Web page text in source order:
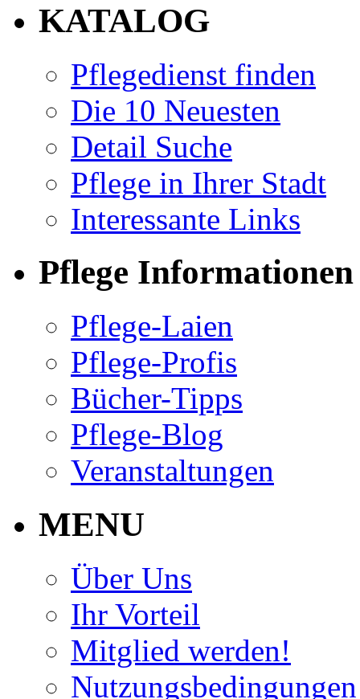
KATALOG
Pflegedienst finden
Die 10 Neuesten
Detail Suche
Pflege in Ihrer Stadt
Interessante Links
Pflege Informationen
Pflege-Laien
Pflege-Profis
Bücher-Tipps
Pflege-Blog
Veranstaltungen
MENU
Über Uns
Ihr Vorteil
Mitglied werden!
Nutzungsbedingungen